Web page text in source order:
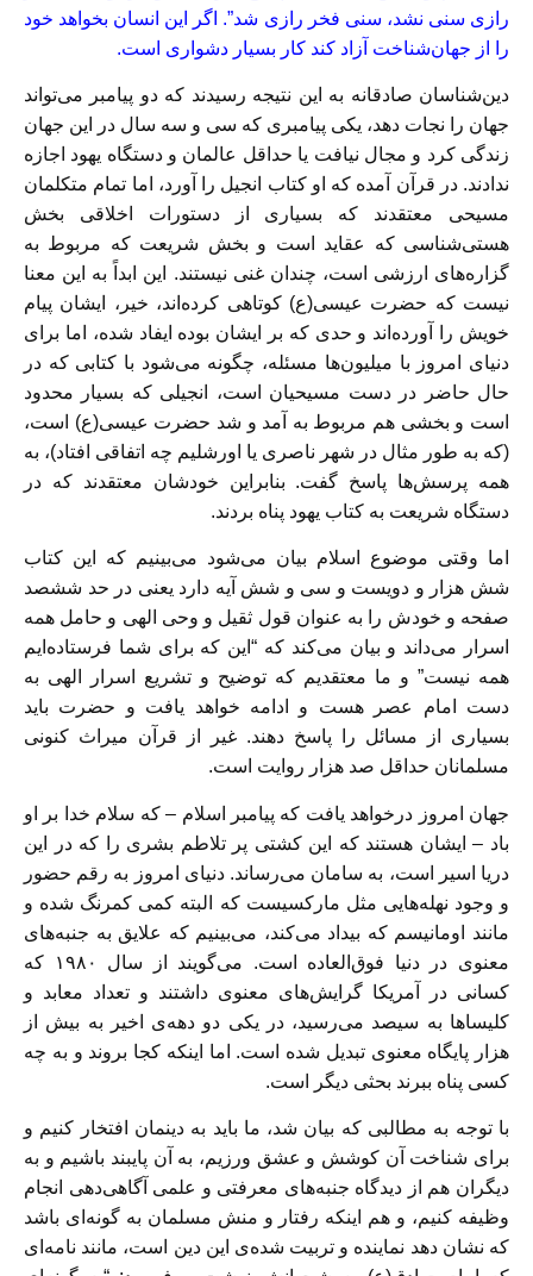
رازی سنی نشد، سنی فخر رازی شد”. اگر این انسان بخواهد خود
را از جهان‌شناخت آزاد کند کار بسیار دشواری است.
دین‌‌‌شناسان صادقانه به این نتیجه رسیدند که دو پیامبر می‌تواند
جهان را نجات دهد، یکی پیامبری که سی و سه سال در این جهان
زندگی کرد و مجال نیافت یا حداقل عالمان و دستگاه یهود اجازه
ندادند. در قرآن آمده که او کتاب انجیل را آورد، اما تمام متکلمان
مسیحی معتقدند که بسیاری از دستورات اخلاقی بخش
هستی‌شناسی که عقاید است و بخش شریعت که مربوط به
گزاره‌های ارزشی است، چندان غنی نیستند. این ابداً به این معنا
نیست که حضرت عیسی(ع) کوتاهی کرده‌اند، خیر، ایشان پیام
خویش را آورده‌اند و حدی که بر ایشان بوده ایفاد شده، اما برای
دنیای امروز با میلیون‌ها مسئله، چگونه می‌شود با کتابی که در
حال حاضر در دست مسیحیان است، انجیلی که بسیار محدود
است و بخشی هم مربوط به آمد و شد حضرت عیسی(ع) است،
(که به طور مثال در شهر ناصری یا اورشلیم چه اتفاقی افتاد)، به
همه پرسش‌ها پاسخ گفت. بنابراین خودشان معتقدند که در
دستگاه شریعت به کتاب یهود پناه بردند.
اما وقتی موضوع اسلام بیان می‌شود می‌بینیم که این کتاب
شش هزار و دویست و سی و شش آیه دارد یعنی در حد ششصد
صفحه و خودش را به عنوان قول ثقیل و وحی الهی و حامل همه
اسرار می‌داند و بیان می‌کند که “این که برای شما فرستاده‌ایم
همه نیست” و ما معتقدیم که توضیح و تشریع اسرار الهی به
دست امام عصر هست و ادامه خواهد یافت و حضرت باید
بسیاری از مسائل را پاسخ دهند. غیر از قرآن میراث کنونی
مسلمانان حداقل صد هزار روایت است.
جهان امروز درخواهد یافت که پیامبر اسلام – که سلام خدا بر او
باد – ایشان هستند که این کشتی پر تلاطم بشری را که در این
دریا اسیر است، به سامان می‌رساند. دنیای امروز به رقم حضور
و وجود نهله‌هایی مثل مارکسیست که البته کمی کمرنگ شده و
مانند اومانیسم که بیداد می‌کند، می‌بینیم که علایق به جنبه‌های
معنوی در دنیا فوق‌العاده است. می‌گویند از سال ۱۹۸۰ که
کسانی در آمریکا گرایش‌های معنوی داشتند و تعداد معابد و
کلیساها به سیصد می‌رسید، در یکی دو دهه‌ی اخیر به بیش از
هزار پایگاه معنوی تبدیل شده است. اما اینکه کجا بروند و به چه
کسی پناه ببرند بحثی دیگر است.
با توجه به مطالبی که بیان شد، ما باید به دینمان افتخار کنیم و
برای شناخت آن کوشش و عشق ورزیم، به آن پایبند باشیم و به
دیگران هم از دیدگاه جنبه‌های معرفتی و علمی آگاهی‌دهی انجام
وظیفه کنیم، و هم اینکه رفتار و منش مسلمان به گونه‌ای باشد
که نشان دهد نماینده و تربیت شده‌ی این دین است، مانند نامه‌ای